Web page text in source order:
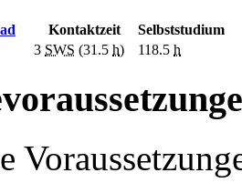
Kontaktzeit
Selbststudium
3 SWS (31.5 h) 118.5 h